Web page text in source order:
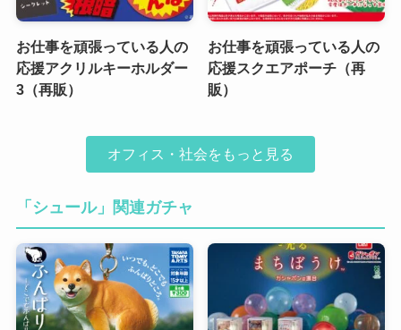
お仕事を頑張っている人の
応援アクリルキーホルダー
3（再販）
お仕事を頑張っている人の
応援スクエアポーチ（再
販）
オフィス・社会をもっと見る
「シュール」関連ガチャ